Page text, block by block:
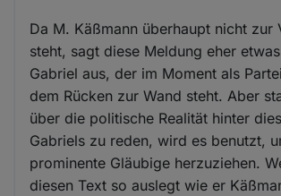
Da M. Käßmann überhaupt nicht zur
steht, sagt diese Meldung eher
Gabriel aus, der im Moment als
dem Rücken zur Wand steht. Aber
über die politische Realität hinter
Gabriels zu reden, wird es benutzt,
prominente Gläubige herzuziehen.
diesen Text so auslegt wie er